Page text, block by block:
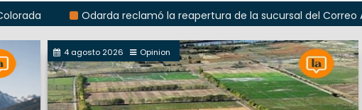
Odarda reclamó la reapertura de la sucursal del Correo Argentino
4 agosto 2026 Opinion